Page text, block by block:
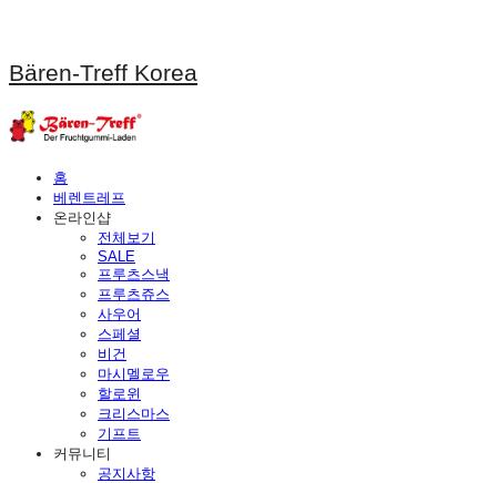
Bären-Treff Korea
홈
베렌트레프
온라인샵
전체보기
SALE
프루츠스낵
프루츠쥬스
사우어
스페셜
비건
마시멜로우
할로윈
크리스마스
기프트
커뮤니티
공지사항